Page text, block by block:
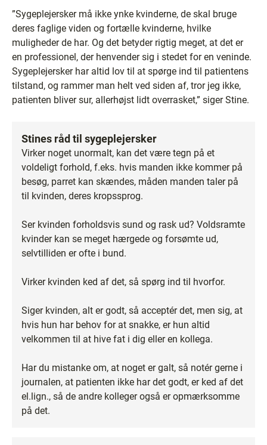
”Sygeplejersker må ikke ynke kvinderne, de skal bruge
deres faglige viden og fortælle kvinderne, hvilke
muligheder de har. Og det betyder rigtig meget, at det er
en professionel, der henvender sig i stedet for en veninde.
Sygeplejersker har altid lov til at spørge ind til patientens
tilstand, og rammer man helt ved siden af, tror jeg ikke,
patienten bliver sur, allerhøjst lidt overrasket,” siger Stine.
Stines råd til sygeplejersker
Virker noget unormalt, kan det være tegn på et
voldeligt forhold, f.eks. hvis manden ikke kommer på
besøg, parret kan skændes, måden manden taler på
til kvinden, deres kropssprog.
Ser kvinden forholdsvis sund og rask ud? Voldsramte
kvinder kan se meget hærgede og forsømte ud,
selvtilliden er ofte i bund.
Virker kvinden ked af det, så spørg ind til hvorfor.
Siger kvinden, alt er godt, så acceptér det, men sig, at
hvis hun har behov for at snakke, er hun altid
velkommen til at hive fat i dig eller en kollega.
Har du mistanke om, at noget er galt, så notér gerne i
journalen, at patienten ikke har det godt, er ked af det
el.lign., så de andre kolleger også er opmærksomme
på det.